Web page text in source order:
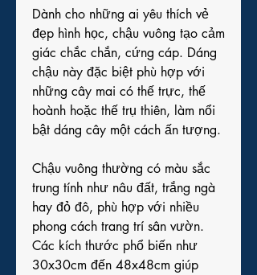
Dành cho những ai yêu thích vẻ
đẹp hình học, chậu vuông tạo cảm
giác chắc chắn, cứng cáp. Dáng
chậu này đặc biệt phù hợp với
những cây mai có thế trực, thế
hoành hoặc thế trụ thiên, làm nổi
bật dáng cây một cách ấn tượng.
Chậu vuông thường có màu sắc
trung tính như nâu đất, trắng ngà
hay đỏ đô, phù hợp với nhiều
phong cách trang trí sân vườn.
Các kích thước phổ biến như
30x30cm đến 48x48cm giúp